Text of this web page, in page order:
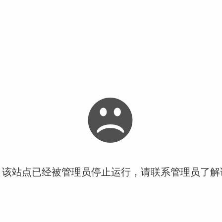
站点已经被管理员停止运行，请联系管理员了